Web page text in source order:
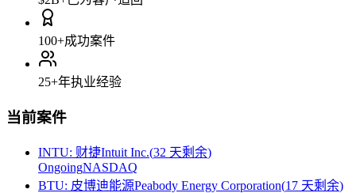
100+成功案件
25+年执业经验
当前案件
INTU: 财捷Intuit Inc.(32 天剩余)
OngoingNASDAQ
BTU: 皮博迪能源Peabody Energy Corporation(17 天剩余)